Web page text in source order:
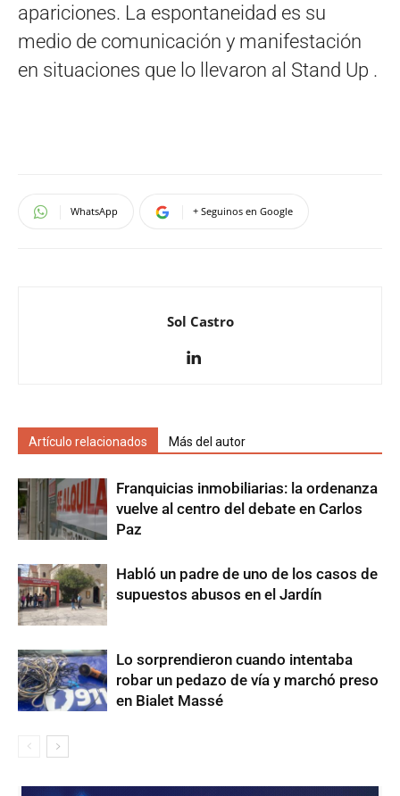
apariciones. La espontaneidad es su
medio de comunicación y manifestación
en situaciones que lo llevaron al Stand Up .
WhatsApp + Seguinos en Google
Sol Castro
Artículo relacionados Más del autor
Franquicias inmobiliarias: la ordenanza
vuelve al centro del debate en Carlos
Paz
Habló un padre de uno de los casos de
supuestos abusos en el Jardín
Lo sorprendieron cuando intentaba
robar un pedazo de vía y marchó preso
en Bialet Massé